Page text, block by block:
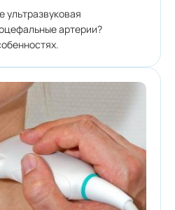
ультразвуковая
артерии?